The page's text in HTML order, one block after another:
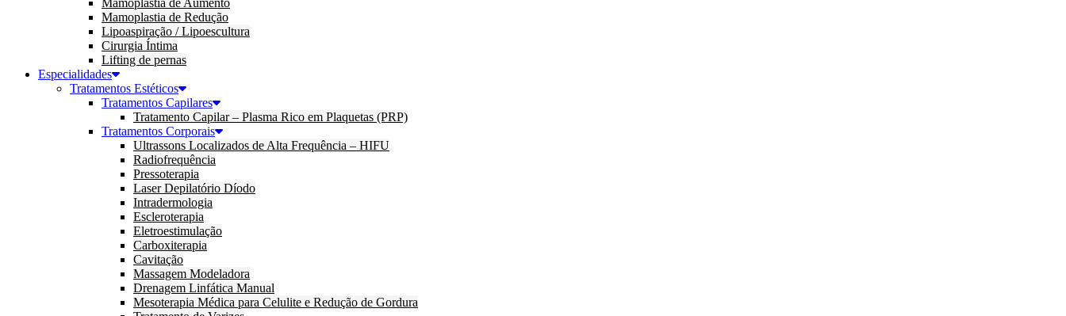
Mamoplastia de Redução
Lipoaspiração / Lipoescultura
Cirurgia Íntima
Lifting de pernas
Especialidades
Tratamentos Estéticos
Tratamentos Capilares
Tratamento Capilar – Plasma Rico em Plaquetas (PRP)
Tratamentos Corporais
Ultrassons Localizados de Alta Frequência – HIFU
Radiofrequência
Pressoterapia
Laser Depilatório Díodo
Intradermologia
Escleroterapia
Eletroestimulação
Carboxiterapia
Cavitação
Massagem Modeladora
Drenagem Linfática Manual
Mesoterapia Médica para Celulite e Redução de Gordura